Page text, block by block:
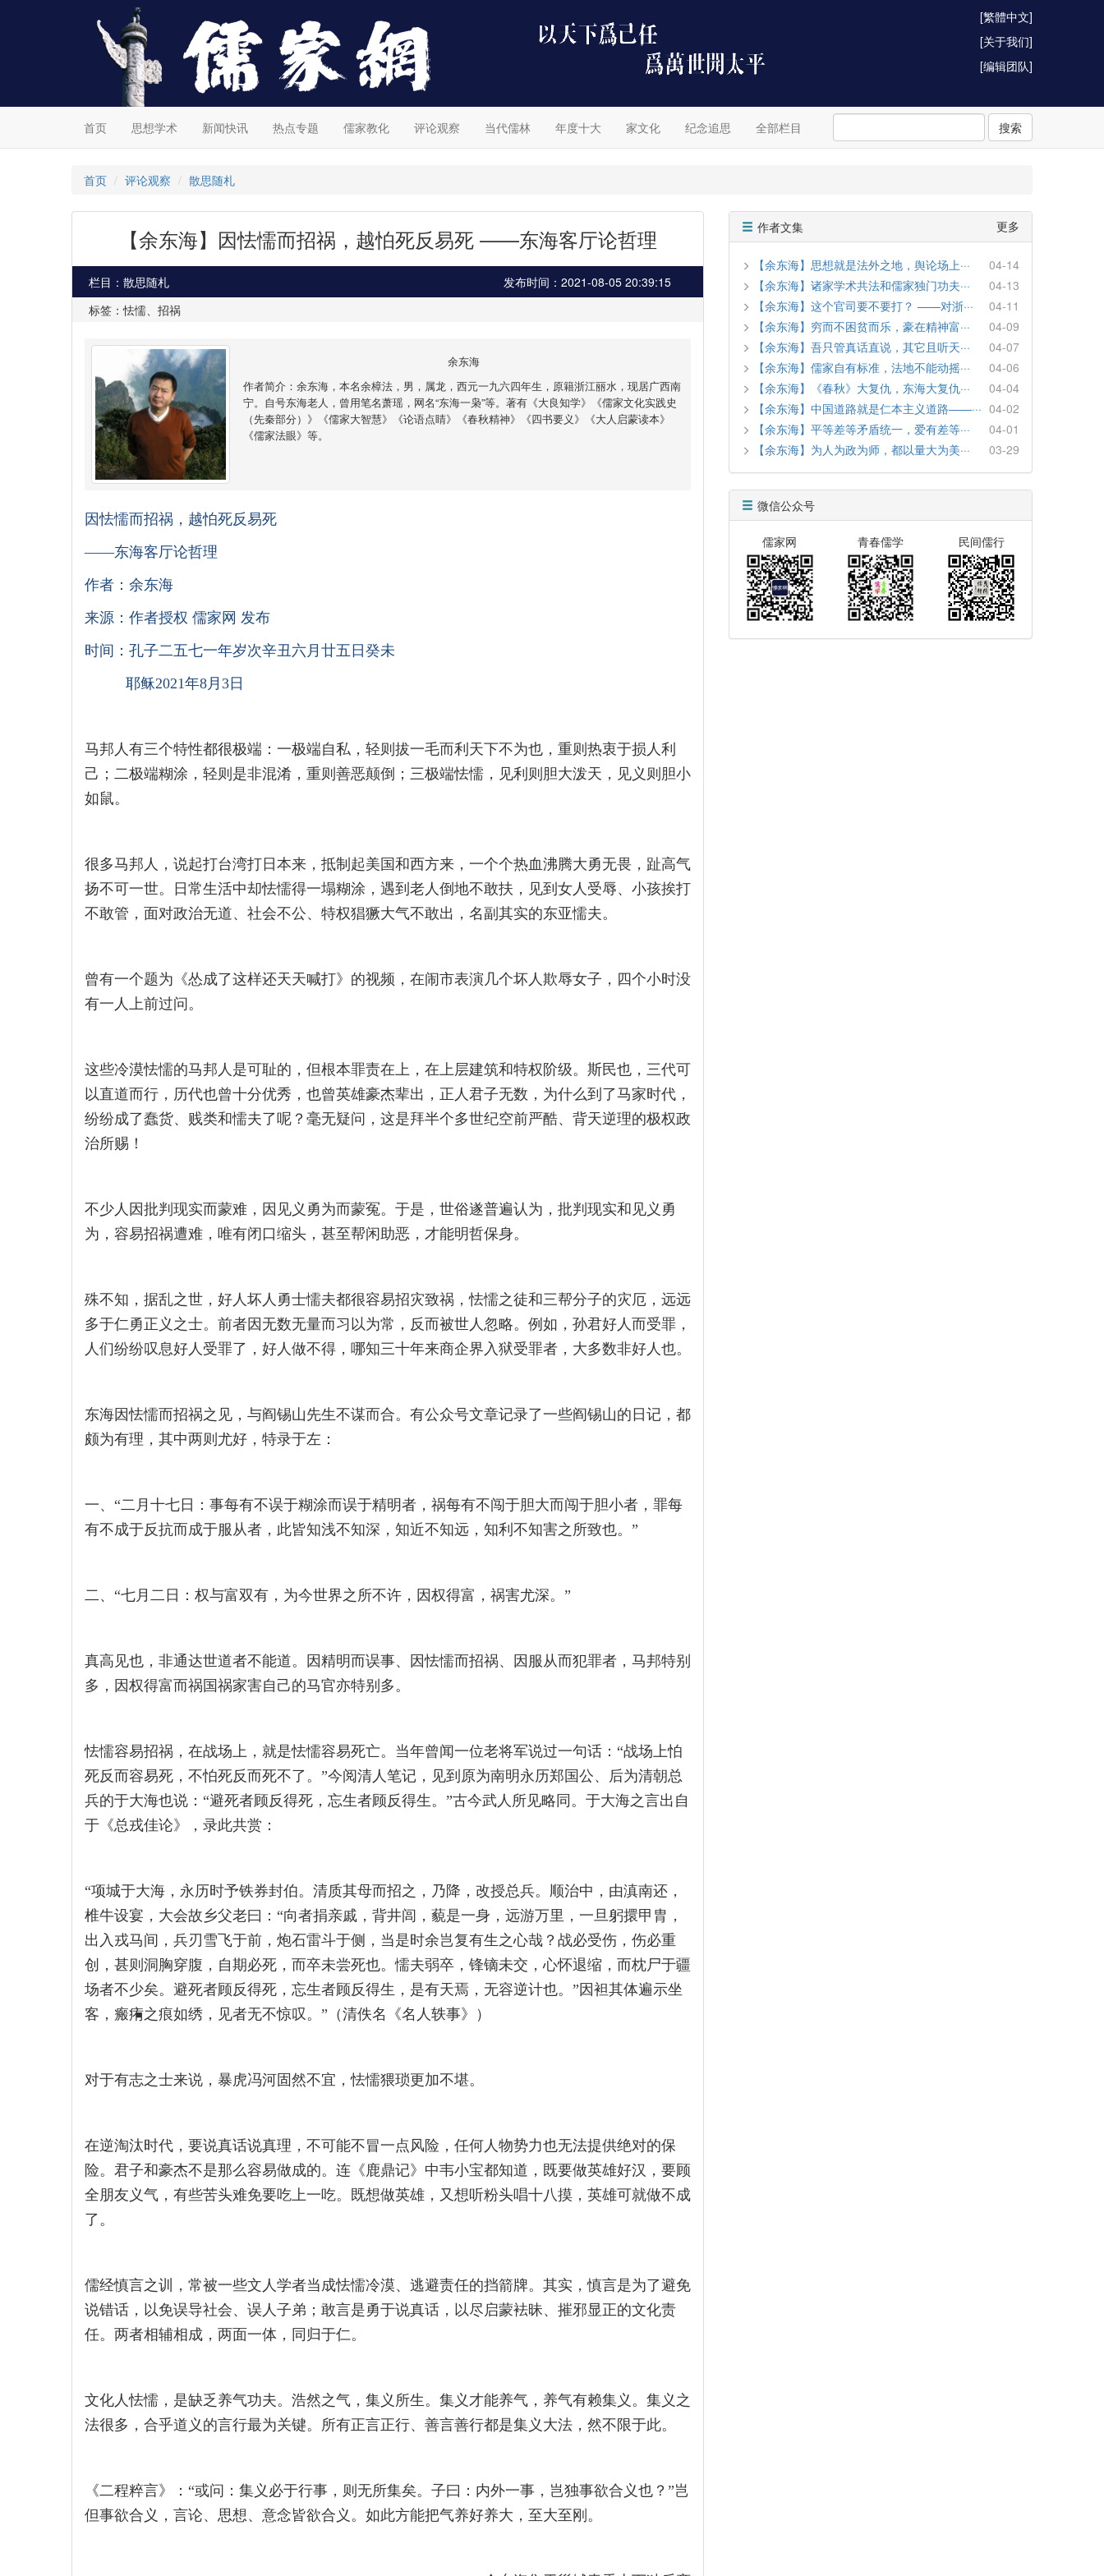
[繁體中文]
[关于我们]
[编辑团队]
首页 思想学术 新闻快讯 热点专题 儒家教化 评论观察 当代儒林 年度十大 家文化 纪念追思 全部栏目 搜索
首页 评论观察 散思随札
【余东海】因怯懦而招祸，越怕死反易死 ——东海客厅论哲理
栏目：散思随札
发布时间：2021-08-05 20:39:15
标签：怯懦、招祸
余东海
作者简介：余东海，本名余樟法，男，属龙，西元一九六四年生，原籍浙江丽水，现居广西南
宁。自号东海老人，曾用笔名萧瑶，网名“东海一枭”等。著有《大良知学》《儒家文化实践史
（先秦部分）》《儒家大智慧》《论语点睛》《春秋精神》《四书要义》《大人启蒙读本》
《儒家法眼》等。
因怯懦而招祸，越怕死反易死
——东海客厅论哲理
作者：余东海
来源：作者授权 儒家网 发布
时间：孔子二五七一年岁次辛丑六月廿五日癸未
耶稣2021年8月3日
马邦人有三个特性都很极端：一极端自私，轻则拔一毛而利天下不为也，重则热衷于损人利
己；二极端糊涂，轻则是非混淆，重则善恶颠倒；三极端怯懦，见利则胆大泼天，见义则胆小
如鼠。
很多马邦人，说起打台湾打日本来，抵制起美国和西方来，一个个热血沸腾大勇无畏，趾高气
扬不可一世。日常生活中却怯懦得一塌糊涂，遇到老人倒地不敢扶，见到女人受辱、小孩挨打
不敢管，面对政治无道、社会不公、特权猖獗大气不敢出，名副其实的东亚懦夫。
曾有一个题为《怂成了这样还天天喊打》的视频，在闹市表演几个坏人欺辱女子，四个小时没
有一人上前过问。
这些冷漠怯懦的马邦人是可耻的，但根本罪责在上，在上层建筑和特权阶级。斯民也，三代可
以直道而行，历代也曾十分优秀，也曾英雄豪杰辈出，正人君子无数，为什么到了马家时代，
纷纷成了蠢货、贱类和懦夫了呢？毫无疑问，这是拜半个多世纪空前严酷、背天逆理的极权政
治所赐！
不少人因批判现实而蒙难，因见义勇为而蒙冤。于是，世俗遂普遍认为，批判现实和见义勇
为，容易招祸遭难，唯有闭口缩头，甚至帮闲助恶，才能明哲保身。
殊不知，据乱之世，好人坏人勇士懦夫都很容易招灾致祸，怯懦之徒和三帮分子的灾厄，远远
多于仁勇正义之士。前者因无数无量而习以为常，反而被世人忽略。例如，孙君好人而受罪，
人们纷纷叹息好人受罪了，好人做不得，哪知三十年来商企界入狱受罪者，大多数非好人也。
东海因怯懦而招祸之见，与阎锡山先生不谋而合。有公众号文章记录了一些阎锡山的日记，都
颇为有理，其中两则尤好，特录于左：
一、“二月十七日：事每有不误于糊涂而误于精明者，祸每有不闯于胆大而闯于胆小者，罪每
有不成于反抗而成于服从者，此皆知浅不知深，知近不知远，知利不知害之所致也。”
二、“七月二日：权与富双有，为今世界之所不许，因权得富，祸害尤深。”
真高见也，非通达世道者不能道。因精明而误事、因怯懦而招祸、因服从而犯罪者，马邦特别
多，因权得富而祸国祸家害自己的马官亦特别多。
怯懦容易招祸，在战场上，就是怯懦容易死亡。当年曾闻一位老将军说过一句话：“战场上怕
死反而容易死，不怕死反而死不了。”今阅清人笔记，见到原为南明永历郑国公、后为清朝总
兵的于大海也说：“避死者顾反得死，忘生者顾反得生。”古今武人所见略同。于大海之言出自
于《总戎佳论》，录此共赏：
“项城于大海，永历时予铁券封伯。清质其母而招之，乃降，改授总兵。顺治中，由滇南还，
椎牛设宴，大会故乡父老曰：“向者捐亲戚，背井闾，藐是一身，远游万里，一旦躬擐甲胄，
出入戎马间，兵刃雪飞于前，炮石雷斗于侧，当是时余岂复有生之心哉？战必受伤，伤必重
创，甚则洞胸穿腹，自期必死，而卒未尝死也。懦夫弱卒，锋镝未交，心怀退缩，而枕尸于疆
场者不少矣。避死者顾反得死，忘生者顾反得生，是有天焉，无容逆计也。”因袒其体遍示坐
客，瘢痏之痕如绣，见者无不惊叹。”（清佚名《名人轶事》）
对于有志之士来说，暴虎冯河固然不宜，怯懦猥琐更加不堪。
在逆淘汰时代，要说真话说真理，不可能不冒一点风险，任何人物势力也无法提供绝对的保
险。君子和豪杰不是那么容易做成的。连《鹿鼎记》中韦小宝都知道，既要做英雄好汉，要顾
全朋友义气，有些苦头难免要吃上一吃。既想做英雄，又想听粉头唱十八摸，英雄可就做不成
了。
儒经慎言之训，常被一些文人学者当成怯懦冷漠、逃避责任的挡箭牌。其实，慎言是为了避免
说错话，以免误导社会、误人子弟；敢言是勇于说真话，以尽启蒙袪昧、摧邪显正的文化责
任。两者相辅相成，两面一体，同归于仁。
文化人怯懦，是缺乏养气功夫。浩然之气，集义所生。集义才能养气，养气有赖集义。集义之
法很多，合乎道义的言行最为关键。所有正言正行、善言善行都是集义大法，然不限于此。
《二程粹言》：“或问：集义必于行事，则无所集矣。子曰：内外一事，岂独事欲合义也？”岂
但事欲合义，言论、思想、意念皆欲合义。如此方能把气养好养大，至大至刚。
作者文集 更多
【余东海】思想就是法外之地，舆论场上···
04-14
【余东海】诸家学术共法和儒家独门功夫···
04-13
【余东海】这个官司要不要打？ ——对浙···
04-11
【余东海】穷而不困贫而乐，豪在精神富···
04-09
【余东海】吾只管真话直说，其它且听天···
04-07
【余东海】儒家自有标准，法地不能动摇···
04-06
【余东海】《春秋》大复仇，东海大复仇···
04-04
【余东海】中国道路就是仁本主义道路――··· 04-02
【余东海】平等差等矛盾统一，爱有差等···
04-01
【余东海】为人为政为师，都以量大为美···
03-29
微信公众号
儒家网 青春儒学 民间儒行